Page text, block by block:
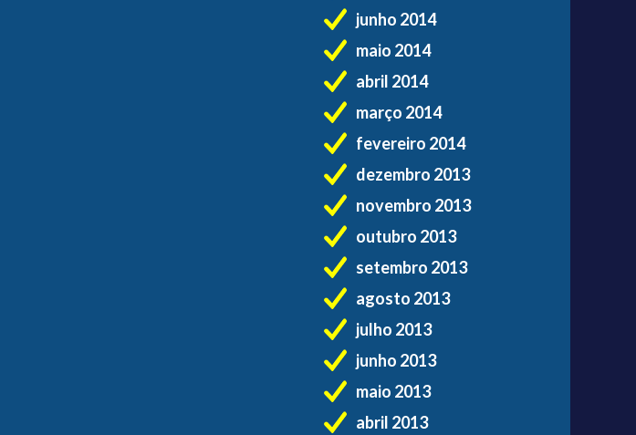
junho 2014
maio 2014
abril 2014
março 2014
fevereiro 2014
dezembro 2013
novembro 2013
outubro 2013
setembro 2013
agosto 2013
julho 2013
junho 2013
maio 2013
abril 2013